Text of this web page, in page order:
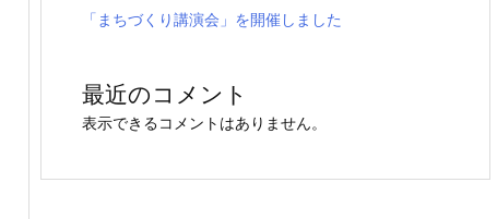
「まちづくり講演会」を開催しました
最近のコメント
表示できるコメントはありません。